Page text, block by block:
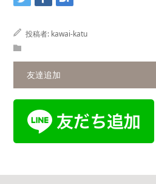
投稿者: kawai-katu
友達追加